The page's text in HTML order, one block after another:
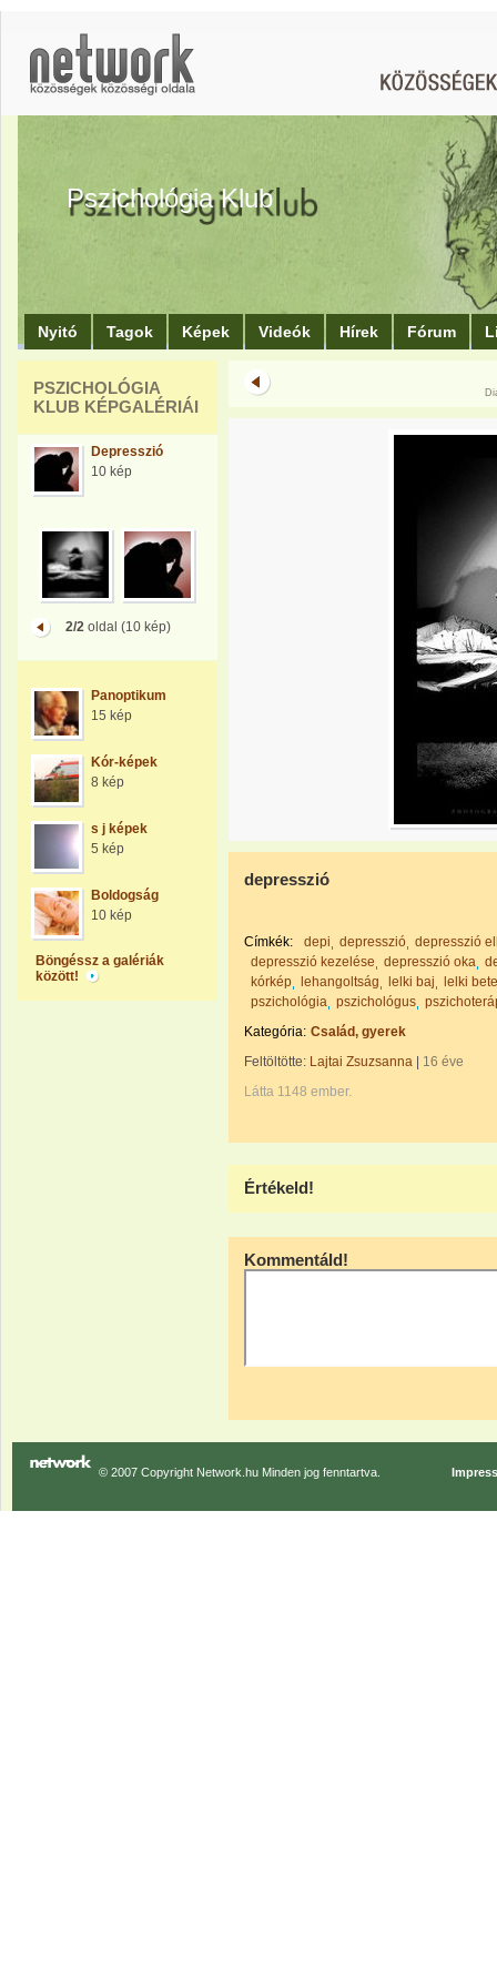
Pszichológia Klub
Nyitó Tagok Képek Videók Hírek Fórum
PSZICHOLÓGIA
KLUB KÉPGALÉRIÁI
Depresszió
10 kép
2/2oldal (10 kép)
Panoptikum
15 kép
Kór-képek
8 kép
s j képek
5 kép
Boldogság
10 kép
Böngéssz a galériák
között!
depresszió
Címkék: depi depresszió depresszió
depresszió kezelése
depresszió oka
kórkép
lehangoltság lelki baj
lelki
pszichológia pszichológus
Kategória: Család, gyerek
Feltöltötte: Lajtai Zsuzsanna
16 éve
Látta 1148 ember.
Értékeld!
Kommentáld!
© 2007 Copyright Network.hu Minden jog fenntartva.